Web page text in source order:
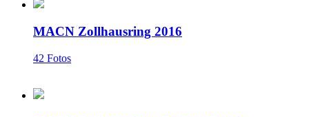
MACN Zollhausring 2016
42 Fotos